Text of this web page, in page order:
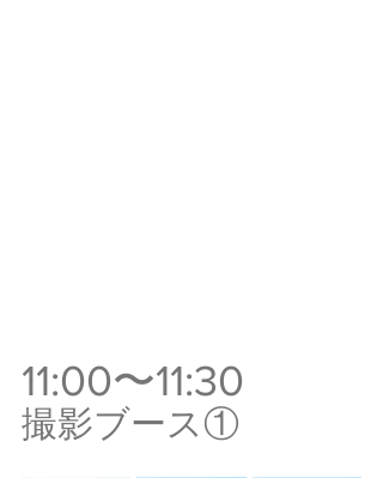
11:00〜11:30
撮影ブース①